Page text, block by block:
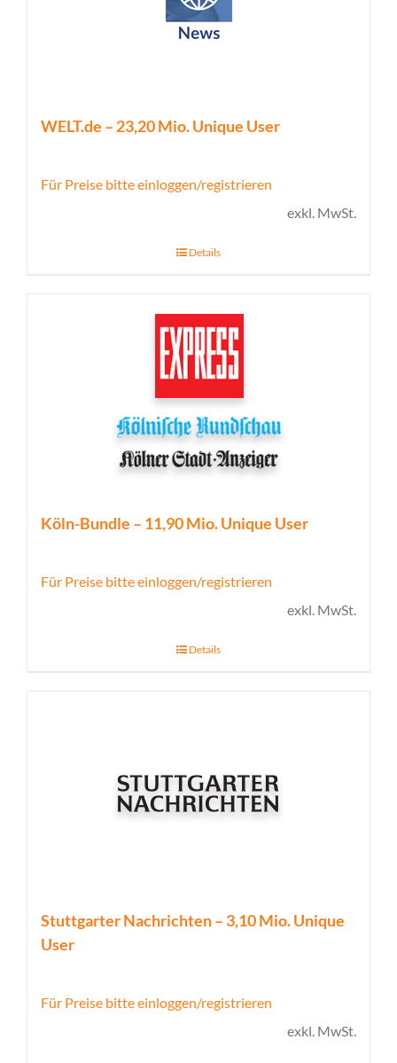
WELT.de – 23,20 Mio. Unique User
Für Preise bitte einloggen/registrieren
exkl. MwSt.
Details
Köln-Bundle – 11,90 Mio. Unique User
Für Preise bitte einloggen/registrieren
exkl. MwSt.
Details
Stuttgarter Nachrichten – 3,10 Mio. Unique
User
Für Preise bitte einloggen/registrieren
exkl. MwSt.